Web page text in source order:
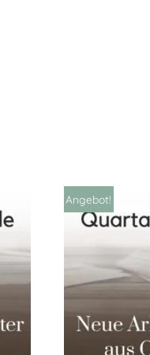
Angebot!